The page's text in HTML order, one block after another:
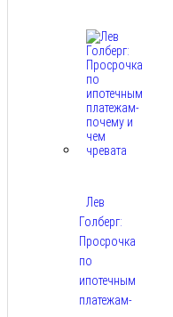
Лев
Голберг:
Просрочка
по
ипотечным
платежам-